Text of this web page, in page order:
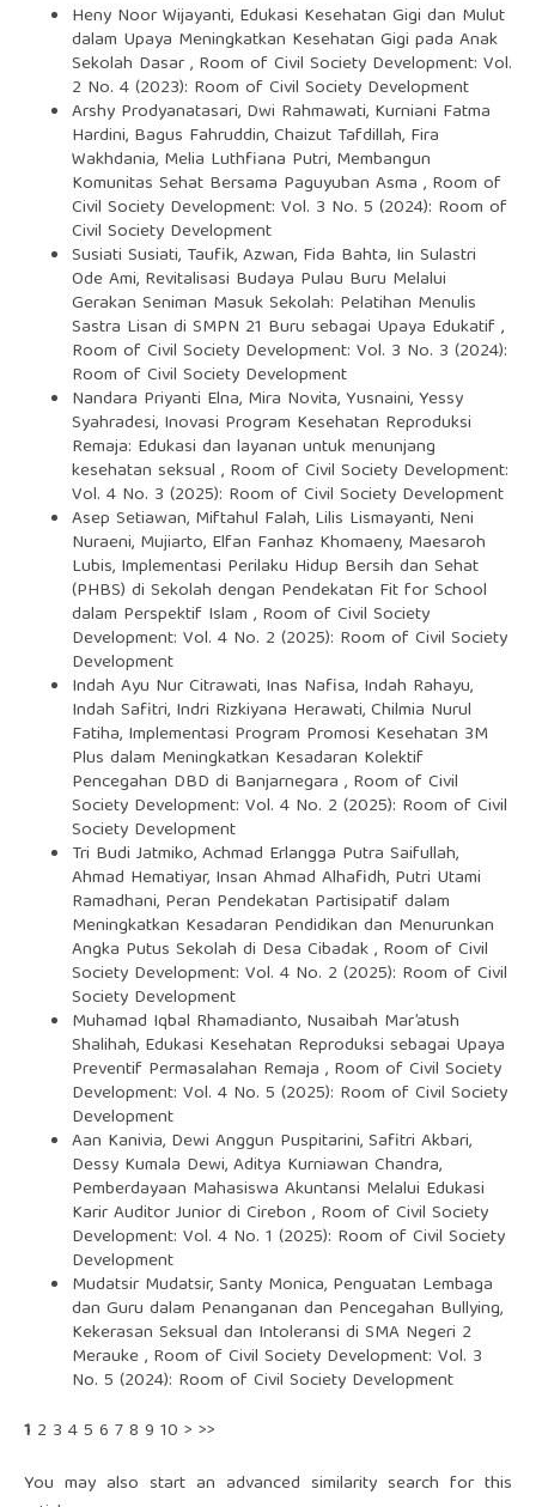
Heny Noor Wijayanti, Edukasi Kesehatan Gigi dan Mulut
dalam Upaya Meningkatkan Kesehatan Gigi pada Anak
Sekolah Dasar, Room of Civil Society Development: Vol.
2 No. 4 (2023): Room of Civil Society Development
Arshy Prodyanatasari, Dwi Rahmawati, Kurniani Fatma
Hardini, Bagus Fahruddin, Chaizut Tafdillah, Fira
Wakhdania, Melia Luthfiana Putri, Membangun
Komunitas Sehat Bersama Paguyuban Asma , Room of
Civil Society Development: Vol. 3 No. 5 (2024): Room of
Civil Society Development
Susiati Susiati, Taufik, Azwan, Fida Bahta, Iin Sulastri
Ode Ami, Revitalisasi Budaya Pulau Buru Melalui
Gerakan Seniman Masuk Sekolah: Pelatihan Menulis
Sastra Lisan di SMPN 21 Buru sebagai Upaya Edukatif,
Room of Civil Society Development: Vol. 3 No. 3 (2024):
Room of Civil Society Development
Nandara Priyanti Elna, Mira Novita, Yusnaini, Yessy
Syahradesi, Inovasi Program Kesehatan Reproduksi
Remaja: Edukasi dan layanan untuk menunjang
kesehatan seksual , Room of Civil Society Development:
Vol. 4 No. 3 (2025): Room of Civil Society Development
Asep Setiawan, Miftahul Falah, Lilis Lismayanti, Neni
Nuraeni, Mujiarto, Elfan Fanhaz Khomaeny, Maesaroh
Lubis, Implementasi Perilaku Hidup Bersih dan Sehat
(PHBS) di Sekolah dengan Pendekatan Fit for School
dalam Perspektif Islam , Room of Civil Society
Development: Vol. 4 No. 2 (2025): Room of Civil Society
Development
Indah Ayu Nur Citrawati, Inas Nafisa, Indah Rahayu,
Indah Safitri, Indri Rizkiyana Herawati, Chilmia Nurul
Fatiha, Implementasi Program Promosi Kesehatan 3M
Plus dalam Meningkatkan Kesadaran Kolektif
Pencegahan DBD di Banjarnegara , Room of Civil
Society Development: Vol. 4 No. 2 (2025): Room of Civil
Society Development
Tri Budi Jatmiko, Achmad Erlangga Putra Saifullah,
Ahmad Hematiyar, Insan Ahmad Alhafidh, Putri Utami
Ramadhani, Peran Pendekatan Partisipatif dalam
Meningkatkan Kesadaran Pendidikan dan Menurunkan
Angka Putus Sekolah di Desa Cibadak, Room of Civil
Society Development: Vol. 4 No. 2 (2025): Room of Civil
Society Development
Muhamad Iqbal Rhamadianto, Nusaibah Mar’atush
Shalihah, Edukasi Kesehatan Reproduksi sebagai Upaya
Preventif Permasalahan Remaja , Room of Civil Society
Development: Vol. 4 No. 5 (2025): Room of Civil Society
Development
Aan Kanivia, Dewi Anggun Puspitarini, Safitri Akbari,
Dessy Kumala Dewi, Aditya Kurniawan Chandra,
Pemberdayaan Mahasiswa Akuntansi Melalui Edukasi
Karir Auditor Junior di Cirebon , Room of Civil Society
Development: Vol. 4 No. 1 (2025): Room of Civil Society
Development
Mudatsir Mudatsir, Santy Monica, Penguatan Lembaga
dan Guru dalam Penanganan dan Pencegahan Bullying,
Kekerasan Seksual dan Intoleransi di SMA Negeri 2
Merauke, Room of Civil Society Development: Vol. 3
No. 5 (2024): Room of Civil Society Development
1 2 3 45 6 78 9 10 > >>
You may also start an advanced similarity search for this